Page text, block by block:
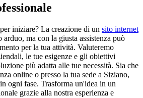
iniziare? La creazione di un sito internet
ma con la giusta assistenza può
per la tua attività. Valuteremo
le tue esigenze e gli obiettivi
più adatta alle tue necessità. Sia che
online o presso la tua sede a Siziano,
ogni fase. Trasforma un'idea in un
grazie alla nostra esperienza e